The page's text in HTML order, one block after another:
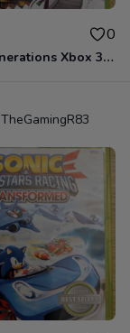
0
Sonic Generations Xbox 360
TheGamingR83